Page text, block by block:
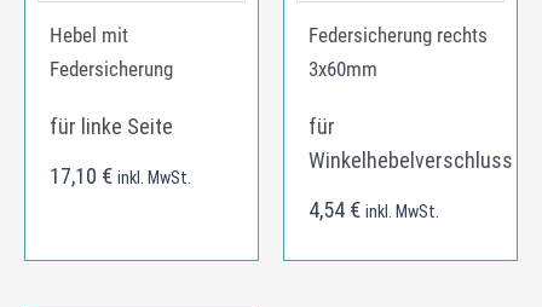
Hebel mit
Federsicherung
für linke Seite
17,10 € inkl. MwSt.
Federsicherung rechts
3x60mm
für
Winkelhebelverschluss
4,54 € inkl. MwSt.